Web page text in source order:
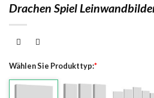
Drachen Spiel
Wählen Sie Produkttyp:*